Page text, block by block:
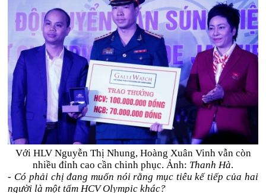
Với HLV Nguyễn Thị Nhung, Hoàng Xuân Vinh vẫn còn
nhiều đỉnh cao cần chinh phục. Ảnh: Thanh Hà.
- Có phải chị đang muốn nói rằng mục tiêu kế tiếp của hai
người là một tấm HCV Olympic khác?